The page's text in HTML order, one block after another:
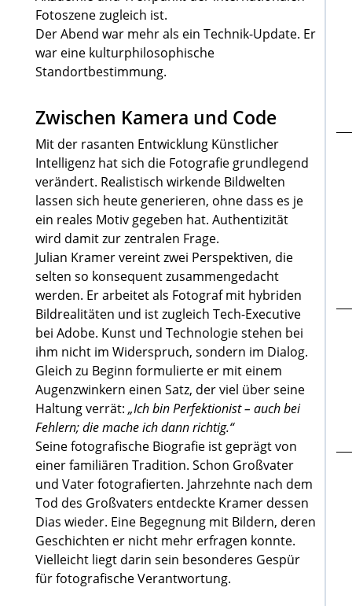
Fotoszene zugleich ist.
Der Abend war mehr als ein Technik-Update. Er
war eine kulturphilosophische
Standortbestimmung.
Zwischen Kamera und Code
Mit der rasanten Entwicklung Künstlicher
Intelligenz hat sich die Fotografie grundlegend
verändert. Realistisch wirkende Bildwelten
lassen sich heute generieren, ohne dass es je
ein reales Motiv gegeben hat. Authentizität
wird damit zur zentralen Frage.
Julian Kramer vereint zwei Perspektiven, die
selten so konsequent zusammengedacht
werden. Er arbeitet als Fotograf mit hybriden
Bildrealitäten und ist zugleich Tech-Executive
bei Adobe. Kunst und Technologie stehen bei
ihm nicht im Widerspruch, sondern im Dialog.
Gleich zu Beginn formulierte er mit einem
Augenzwinkern einen Satz, der viel über seine
Haltung verrät: „Ich bin Perfektionist – auch bei
Fehlern; die mache ich dann richtig.“
Seine fotografische Biografie ist geprägt von
einer familiären Tradition. Schon Großvater
und Vater fotografierten. Jahrzehnte nach dem
Tod des Großvaters entdeckte Kramer dessen
Dias wieder. Eine Begegnung mit Bildern, deren
Geschichten er nicht mehr erfragen konnte.
Vielleicht liegt darin sein besonderes Gespür
für fotografische Verantwortung.